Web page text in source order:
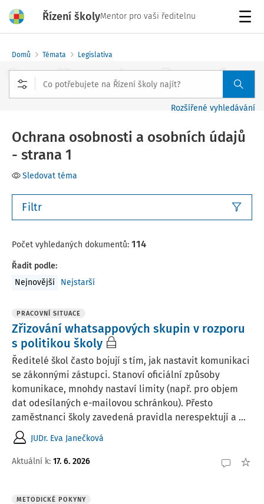
Řízení školyMentor pro vaši ředitelnu
Domů Témata Legislativa
Rozšířené vyhledávání
Ochrana osobnosti a osobních údajů
- strana 1
Sledovat téma
Filtr
Počet vyhledaných dokumentů: 114
Řadit podle:
Nejnovější
Nejstarší
PRACOVNÍ SITUACE
Zřizování whatsappových skupin v rozporu
s politikou školy
Ředitelé škol často bojují s tím, jak nastavit komunikaci
se zákonnými zástupci. Stanoví oficiální způsoby
komunikace, mnohdy nastaví limity (např. pro objem
dat odesílaných e-mailovou schránkou). Přesto
zaměstnanci školy zavedená pravidla nerespektují a ...
JUDr. Eva Janečková
Aktuální k: 17. 6. 2026
METODICKÉ POKYNY